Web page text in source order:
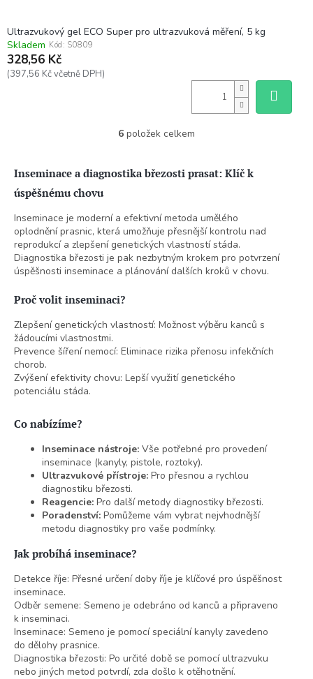
Ultrazvukový gel ECO Super pro ultrazvuková měření, 5 kg
Skladem Kód: S0809
328,56 Kč
(397,56 Kč včetně DPH)
O
á
c
í
p
r
v
ý
i
u
6 položek celkem
Inseminace a diagnostika březosti prasat: Klíč k
úspěšnému chovu
Inseminace je moderní a efektivní metoda umělého
oplodnění prasnic, která umožňuje přesnější kontrolu nad
reprodukcí a zlepšení genetických vlastností stáda.
Diagnostika březosti je pak nezbytným krokem pro potvrzení
úspěšnosti inseminace a plánování dalších kroků v chovu.
Proč volit inseminaci?
Zlepšení genetických vlastností: Možnost výběru kanců s
žádoucími vlastnostmi.
Prevence šíření nemocí: Eliminace rizika přenosu infekčních
chorob.
Zvýšení efektivity chovu: Lepší využití genetického
potenciálu stáda.
Co nabízíme?
Inseminace nástroje: Vše potřebné pro provedení
inseminace (kanyly, pistole, roztoky).
Ultrazvukové přístroje: Pro přesnou a rychlou
diagnostiku březosti.
Reagencie: Pro další metody diagnostiky březosti.
Poradenství: Pomůžeme vám vybrat nejvhodnější
metodu diagnostiky pro vaše podmínky.
Jak probíhá inseminace?
Detekce říje: Přesné určení doby říje je klíčové pro úspěšnost
inseminace.
Odběr semene: Semeno je odebráno od kanců a připraveno
k inseminaci.
Inseminace: Semeno je pomocí speciální kanyly zavedeno
do dělohy prasnice.
Diagnostika březosti: Po určité době se pomocí ultrazvuku
nebo jiných metod potvrdí, zda došlo k otěhotnění.